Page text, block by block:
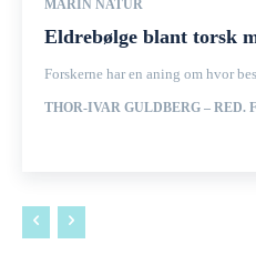
MARIN NATUR
Eldrebølge blant torsk
Forskerne har en aning om hvor
THOR-IVAR GULDBERG – RED.